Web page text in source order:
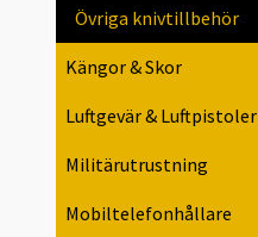
Övriga knivtillbehör
Kängor & Skor
Luftgevär & Luftpistoler
Militärutrustning
Mobiltelefonhållare